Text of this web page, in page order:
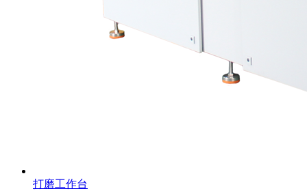
打磨工作台